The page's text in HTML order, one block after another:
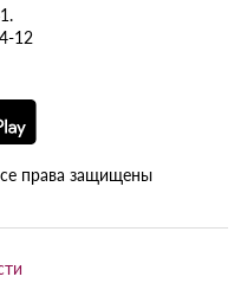
12
права защищены